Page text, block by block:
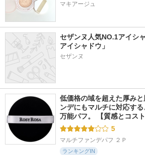
マキアージュ
セザンヌ人気NO.1アイシ
アイシャドウ」
セザンヌ
低価格の域を超えた厚み
ンデにもマルチに対応す
万能パフ。 【質感とコス
5
マルチファンデパフ ２Ｐ
ランキングIN